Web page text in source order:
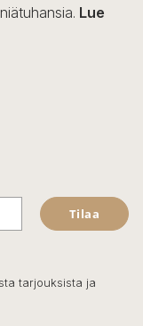
Lue
Tilaa
tarjouksista ja